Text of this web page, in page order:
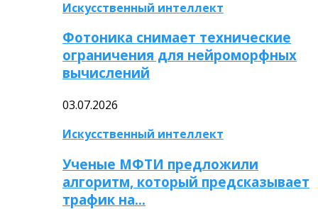
Искусственный интеллект
Фотоника снимает технические
ограничения для нейроморфных
вычислений
03.07.2026
Искусственный интеллект
Ученые МФТИ предложили
алгоритм, который предсказывает
трафик на…